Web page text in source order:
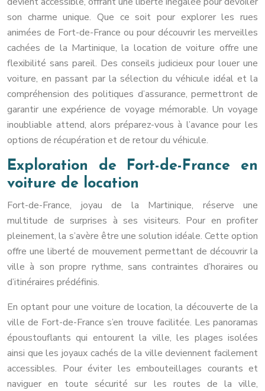
son charme unique. Que ce soit pour explorer les rues
animées de Fort-de-France ou pour découvrir les merveilles
cachées de la Martinique, la location de voiture offre une
flexibilité sans pareil. Des conseils judicieux pour louer une
voiture, en passant par la sélection du véhicule idéal et la
compréhension des politiques d’assurance, permettront de
garantir une expérience de voyage mémorable. Un voyage
inoubliable attend, alors préparez-vous à l’avance pour les
options de récupération et de retour du véhicule.
Exploration de Fort-de-France en
voiture de location
Fort-de-France, joyau de la Martinique, réserve une
multitude de surprises à ses visiteurs. Pour en profiter
pleinement, la s’avère être une solution idéale. Cette option
offre une liberté de mouvement permettant de découvrir la
ville à son propre rythme, sans contraintes d’horaires ou
d’itinéraires prédéfinis.
En optant pour une voiture de location, la découverte de la
ville de Fort-de-France s’en trouve facilitée. Les panoramas
époustouflants qui entourent la ville, les plages isolées
ainsi que les joyaux cachés de la ville deviennent facilement
accessibles. Pour éviter les embouteillages courants et
naviguer en toute sécurité sur les routes de la ville,